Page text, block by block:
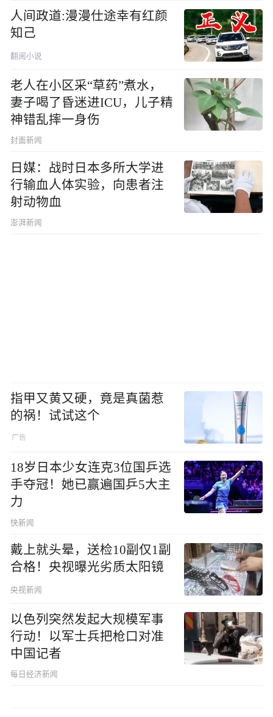
人间政道:漫漫仕途幸有红颜
知己
翻阅小说
老人在小区采“草药”煮水，
妻子喝了昏迷进ICU，儿子精
神错乱摔一身伤
封面新闻
日媒：战时日本多所大学进
行输血人体实验，向患者注
射动物血
澎湃新闻
指甲又黄又硬，竟是真菌惹
的祸！试试这个
18岁日本少女连克3位国乒选
手夺冠！她已赢遍国乒5大主
力
快新闻
戴上就头晕，送检10副仅1副
合格！央视曝光劣质太阳镜
央视新闻
以色列突然发起大规模军事
行动！以军士兵把枪口对准
中国记者
每日经济新闻